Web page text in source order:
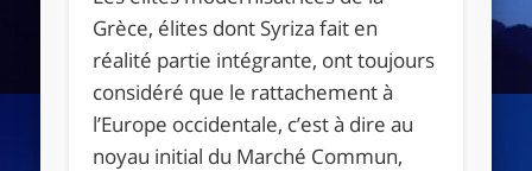
Grèce, élites dont Syriza fait en
réalité partie intégrante, ont toujours
considéré que le rattachement à
l’Europe occidentale, c’est à dire au
noyau initial du Marché Commun,